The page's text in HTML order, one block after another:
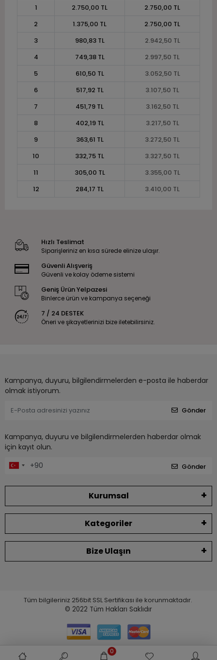
1
2.750,00 TL
2.750,00 TL
2
1.375,00 TL
2.750,00 TL
3
980,83 TL
2.942,50 TL
4
749,38 TL
2.997,50 TL
5
610,50 TL
3.052,50 TL
6
517,92 TL
3.107,50 TL
7
451,79 TL
3.162,50 TL
8
402,19 TL
3.217,50 TL
9
363,61 TL
3.272,50 TL
10
332,75 TL
3.327,50 TL
11
305,00 TL
3.355,00 TL
12
284,17 TL 3.410,00 TL
Hızlı Teslimat
Siparişleriniz en kısa sürede elinize ulaşır.
Güvenli Alışveriş
Güvenli ve kolay ödeme sistemi
Geniş Ürün Yelpazesi
Binlerce ürün ve kampanya seçeneği
7 / 24 DESTEK
Öneri ve şikayetlerinizi bize iletebilirsiniz.
Kampanya, duyuru, bilgilendirmelerden e-posta ile haberdar
olmak istiyorum.
Gönder
Kampanya, duyuru ve bilgilendirmelerden haberdar olmak
için kayıt olun.
Gönder
Kurumsal
Kategoriler
Bize Ulaşın
Tüm bilgileriniz 256bit SSL Sertifikası ile korunmaktadır.
© 2022 Tüm Hakları Saklıdır
0